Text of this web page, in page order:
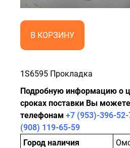
В КОРЗИНУ
1S6595 Прокладка
Подробную информацию о
сроках поставки Вы
телефонам +7 (953)-396-52-
(908) 119-65-59
Город наличия